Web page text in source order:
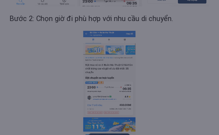
Bước 2: Chọn giờ đi phù hợp với nhu cầu di chuyển.